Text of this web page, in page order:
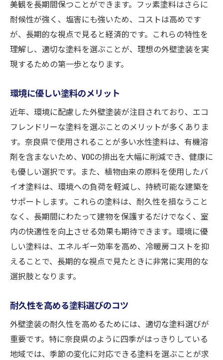
美観を長期間保つことができます。フッ素塗料はさらに
耐候性が強く、塩害にも強いため、コストは高めです
が、長期的な視点で見ると経済的です。これらの特性を
理解し、適切な塗料を選ぶことが、理想の外壁塗装を実
現するための第一歩となります。
環境に優しい塗料のメリット
近年、環境に配慮した外壁塗装が注目されており、エコ
フレンドリーな塗料を選ぶことのメリットが多くありま
す。奈良県で使用されることが多い水性塗料は、有機溶
剤を含まないため、VOCの排出を大幅に削減でき、健康に
も優しい選択です。また、植物由来の原料を使用したバ
イオ塗料は、環境への負荷を軽減し、持続可能な建築を
サポートします。これらの塗料は、耐久性を損なうこと
なく、長期間にわたって建物を保護するだけでなく、室
内の快適性を向上させる効果も期待できます。環境に優
しい塗料は、エネルギー効率を高め、冷暖房コストを抑
えることで、長期的な視点で見たときに非常に実用的な
選択肢となります。
耐久性を高める塗料選びのコツ
外壁塗装の耐久性を高めるためには、適切な塗料選びが
重要です。特に奈良県のように四季がはっきりしている
地域では、季節の変化に対応できる塗料を選ぶことが求